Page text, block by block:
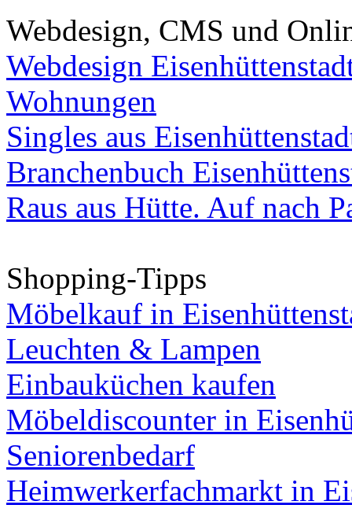
Webdesign, CMS und
Webdesign
Wohnungen
Singles aus
Branchenbuch
Raus aus Hütte. Auf nach
Shopping-Tipps
Möbelkauf in
Leuchten & Lampen
Einbauküchen kaufen
Möbeldiscounter in
Seniorenbedarf
Heimwerkerfachmarkt in